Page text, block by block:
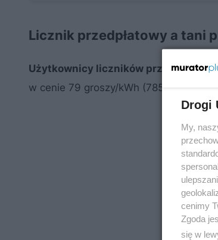
Licznik przedpłatowy a tani
Użytkownicy liczników
w cenie 79 groszy/kWh (785 zł/MWh).
Drogi
My,
cenimy
Zgoda
się w